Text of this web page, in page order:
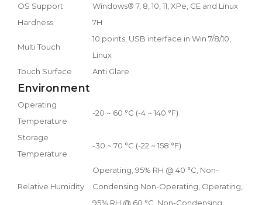
OS Support
Windows® 7, 8, 10, 11, XPe, CE and Linux
Hardness
7H
Multi Touch
10 points, USB interface in Win 7/8/10,
Linux
Touch Surface
Anti Glare
Environment
Operating
Temperature
-20 ~ 60 °C (-4 ~ 140 °F)
Storage
Temperature
-30 ~ 70 °C (-22 ~ 158 °F)
Relative Humidity
Operating, 95% RH @ 40 °C, Non-
Condensing Non-Operating, Operating,
95% RH @ 60 °C, Non-Condensing